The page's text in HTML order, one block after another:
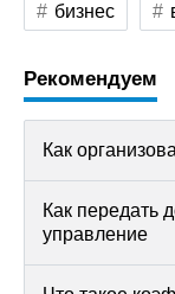
бизнес
Рекомендуем
Как
Как передать
управление